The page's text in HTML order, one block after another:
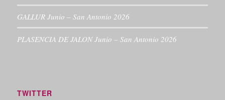
GALLUR Junio – San Antonio 2026
PLASENCIA DE JALON Junio – San Antonio 2026
TWITTER